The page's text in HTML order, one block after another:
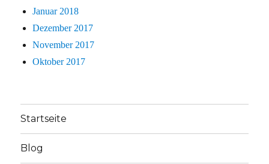
Januar 2018
Dezember 2017
November 2017
Oktober 2017
Startseite
Blog